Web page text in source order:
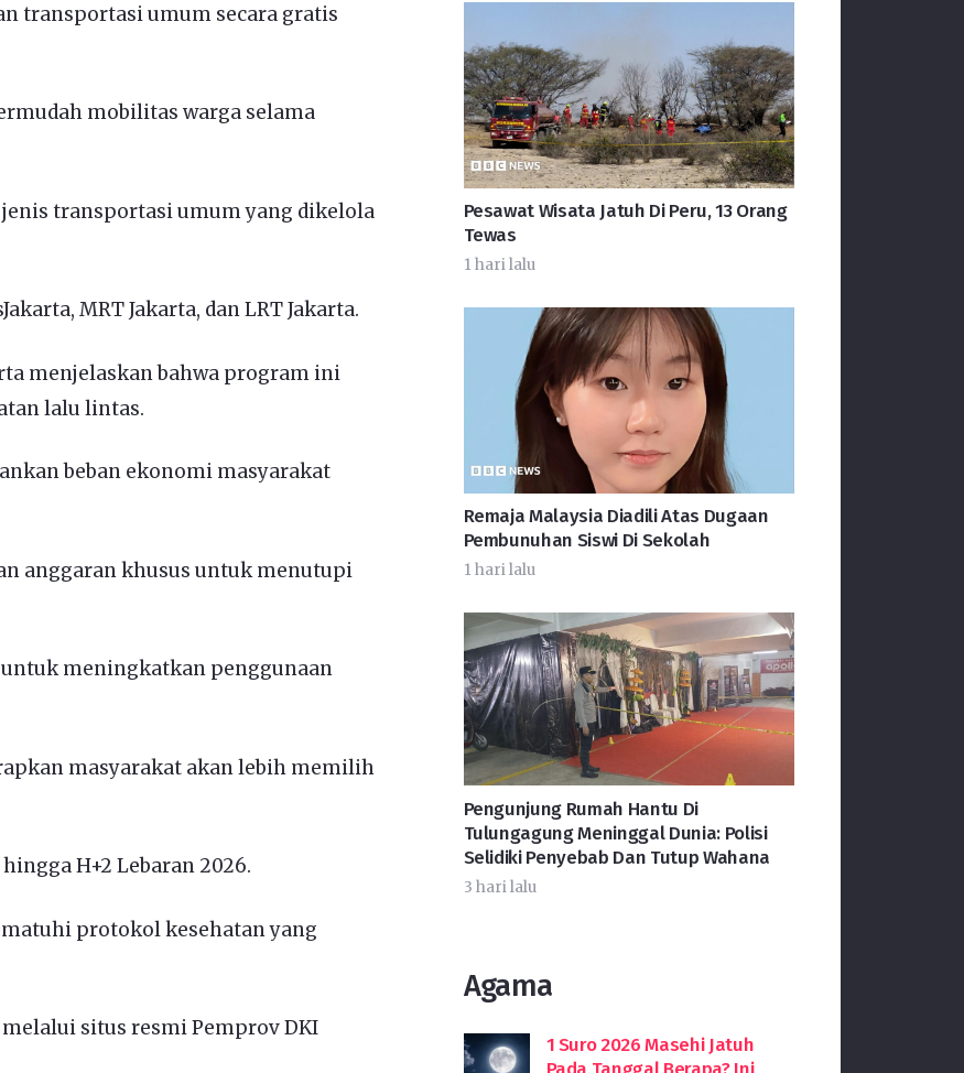
transportasi umum secara gratis
mobilitas warga selama
transportasi umum yang dikelola
MRT Jakarta, dan LRT Jakarta.
menjelaskan bahwa program ini
lalu lintas.
beban ekonomi masyarakat
anggaran khusus untuk menutupi
meningkatkan penggunaan
masyarakat akan lebih memilih
H+2 Lebaran 2026.
protokol kesehatan yang
situs resmi Pemprov DKI
Pesawat Wisata Jatuh Di Peru, 13 Orang
Tewas
1 hari lalu
Remaja Malaysia Diadili Atas Dugaan
Pembunuhan Siswi Di Sekolah
1 hari lalu
Pengunjung Rumah Hantu Di
Tulungagung Meninggal Dunia: Polisi
Selidiki Penyebab Dan Tutup Wahana
3 hari lalu
Agama
1 Suro 2026 Masehi Jatuh